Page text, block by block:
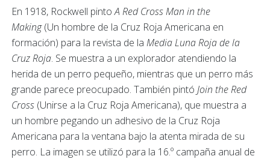
En 1918, Rockwell pintoA Red Cross Man in the
Making(Un hombre de la Cruz Roja Americana en
formación) para la revista de la Media Luna Roja de la
Cruz Roja. Se muestra a un explorador atendiendo la
herida de un perro pequeño, mientras que un perro más
grande parece preocupado. También pintó Join the Red
Cross (Unirse a la Cruz Roja Americana), que muestra a
un hombre pegando un adhesivo de la Cruz Roja
Americana para la ventana bajo la atenta mirada de su
perro. La imagen se utilizó para la 16.º campaña anual de